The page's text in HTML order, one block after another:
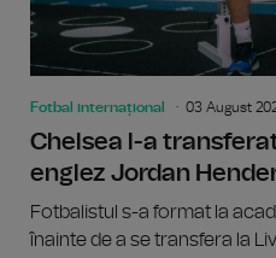
Fotbal internațional 03 August
Chelsea l-a
englez Jordan
Fotbalistul s-a format la
înainte de a se transfera la